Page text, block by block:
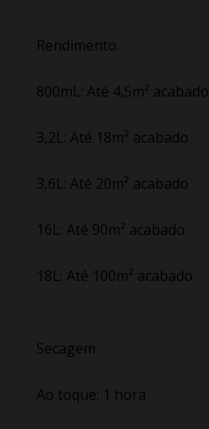
Rendimento
800mL: Até 4,5m² acabado
3,2L: Até 18m² acabado
3,6L: Até 20m² acabado
16L: Até 90m² acabado
18L: Até 100m² acabado
Secagem
Ao toque: 1 hora